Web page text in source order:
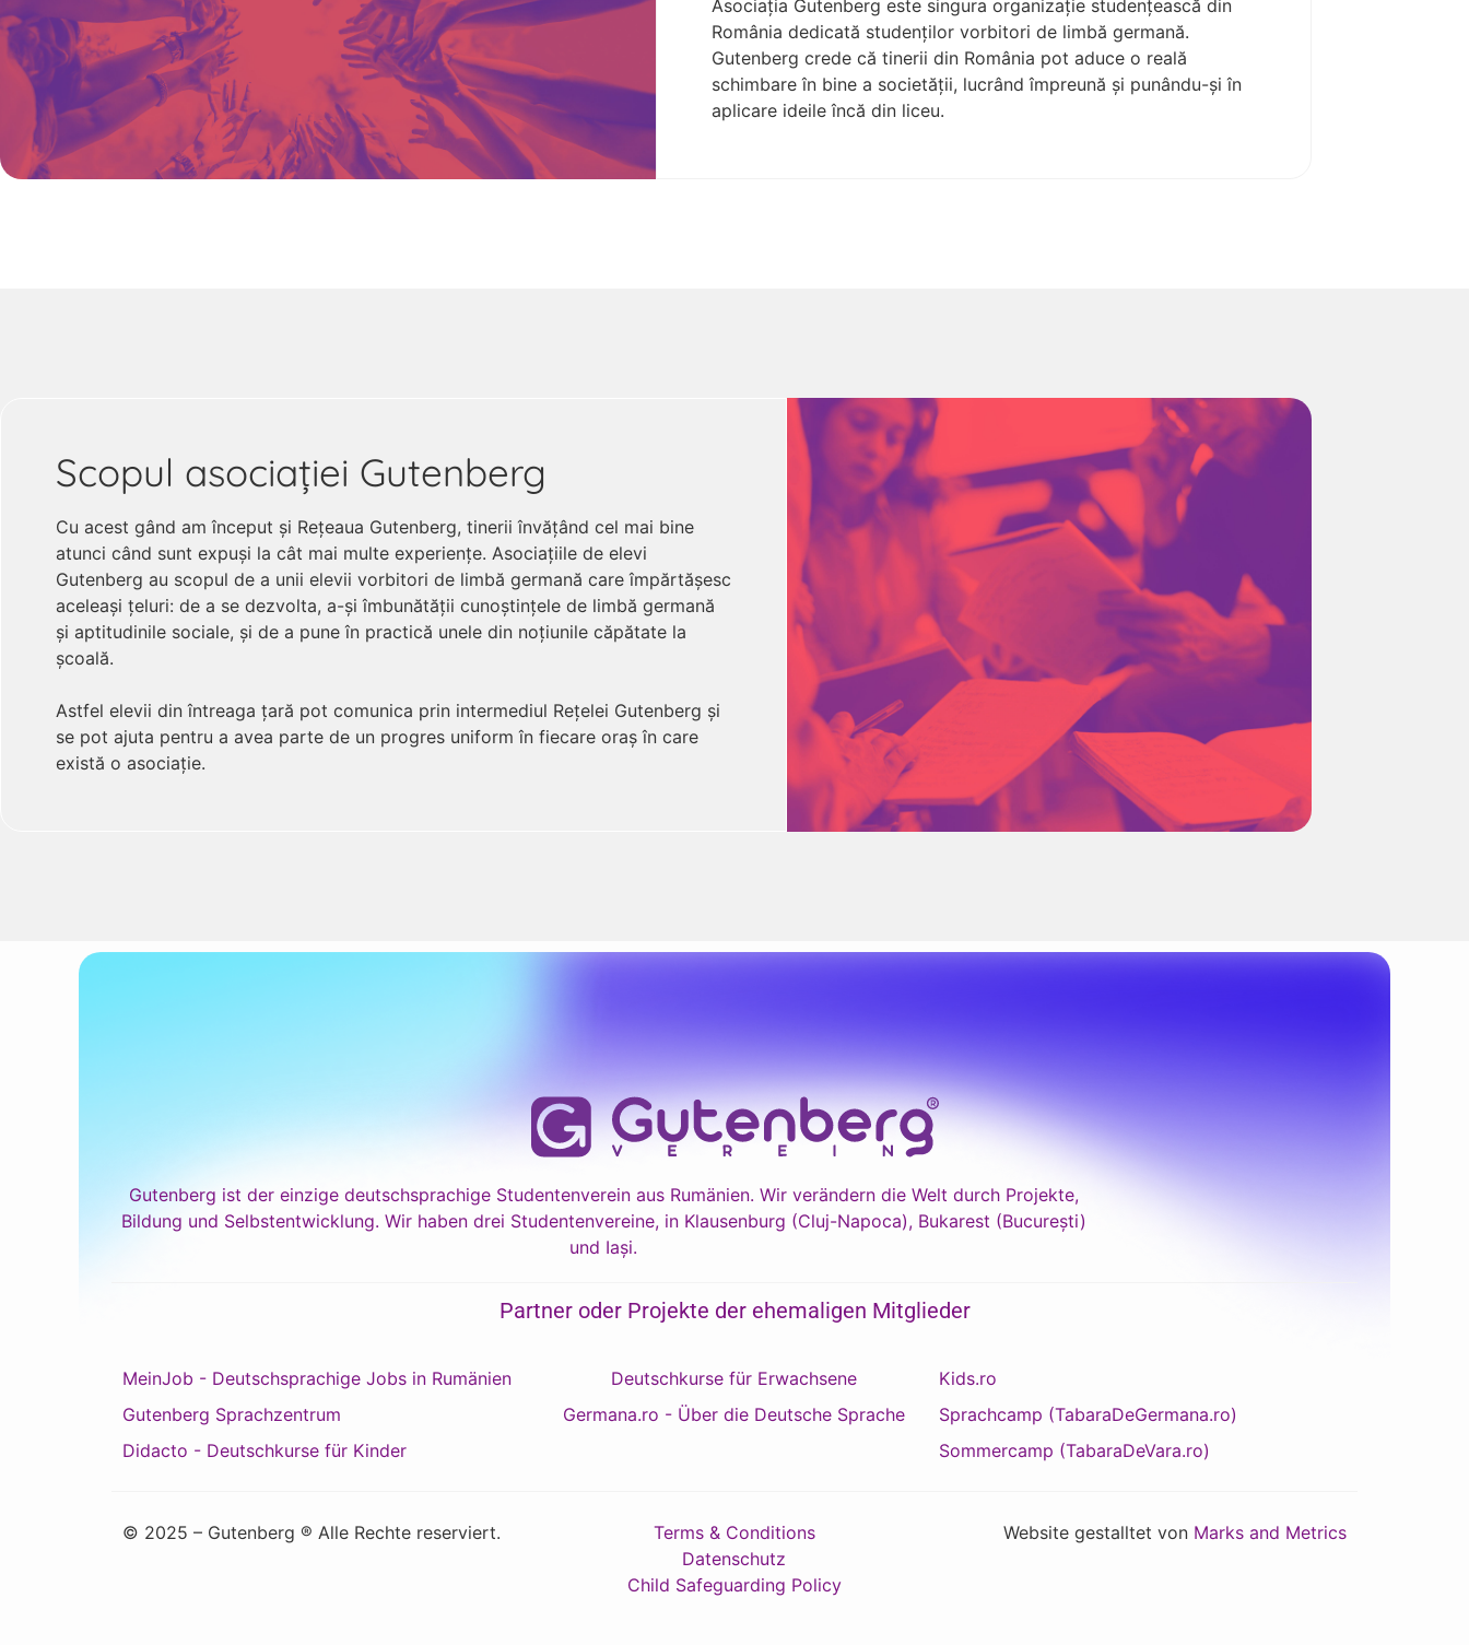
Asociația Gutenberg este singura organizație studențească din
România dedicată studenților vorbitori de limbă germană.
Gutenberg crede că tinerii din România pot aduce o reală
schimbare în bine a societății, lucrând împreună și punându-și în
aplicare ideile încă din liceu.
Scopul asociației Gutenberg
Cu acest gând am început și Rețeaua Gutenberg, tinerii învățând cel mai bine
atunci când sunt expuși la cât mai multe experiențe. Asociațiile de elevi
Gutenberg au scopul de a unii elevii vorbitori de limbă germană care împărtășesc
aceleași țeluri: de a se dezvolta, a-și îmbunătății cunoștințele de limbă germană
și aptitudinile sociale, și de a pune în practică unele din noțiunile căpătate la
școală.
Astfel elevii din întreaga țară pot comunica prin intermediul Rețelei Gutenberg și
se pot ajuta pentru a avea parte de un progres uniform în fiecare oraș în care
există o asociație.
Gutenberg ist der einzige deutschsprachige Studentenverein aus Rumänien. Wir verändern die Welt durch Projekte,
Bildung und Selbstentwicklung. Wir haben drei Studentenvereine, in Klausenburg (Cluj-Napoca), Bukarest (București)
und Iași.
Partner oder Projekte der ehemaligen Mitglieder
MeinJob - Deutschsprachige Jobs in Rumänien
Gutenberg Sprachzentrum
Didacto - Deutschkurse für Kinder
Deutschkurse für Erwachsene
Germana.ro - Über die Deutsche Sprache
Kids.ro
Sprachcamp (TabaraDeGermana.ro)
Sommercamp (TabaraDeVara.ro)
© 2025 – Gutenberg ® Alle Rechte reserviert.
Terms & Conditions
Datenschutz
Child Safeguarding Policy
Website gestalltet von Marks and Metrics